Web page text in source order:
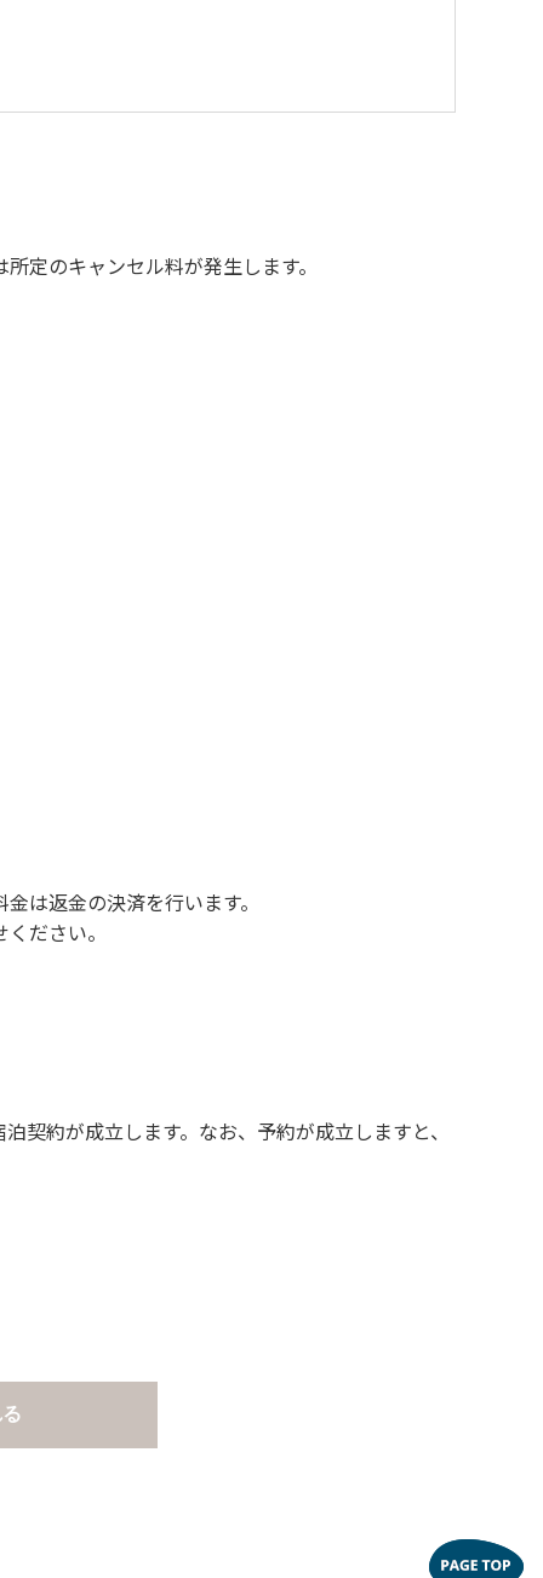
お断りいたします。
を弁償していただくことがあります。
定のキャンセル料が発生します。
は返金の決済を行います。
ださい。
契約が成立します。なお、予約が成立しますと、